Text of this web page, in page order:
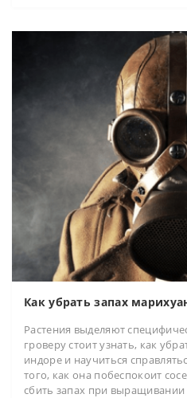
Как убрать запах
Растения выделяют
гроверу стоит узнать, как
индоре и научиться
того, как она побеспокоит
сбить запах при